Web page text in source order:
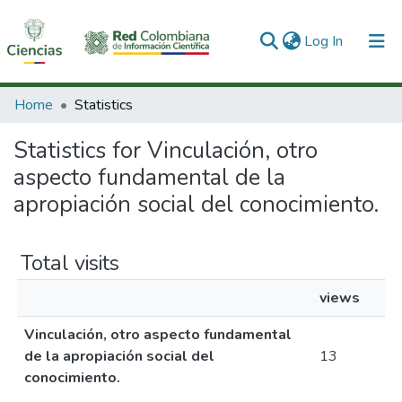
Log In (current)
Communities & Collections
All of DSpace
Home Statistics
Statistics for Vinculación, otro
aspecto fundamental de la
apropiación social del conocimiento.
Total visits
views
Vinculación, otro aspecto fundamental
de la apropiación social del
conocimiento.
13